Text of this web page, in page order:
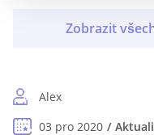
Alex
03 pro 2020